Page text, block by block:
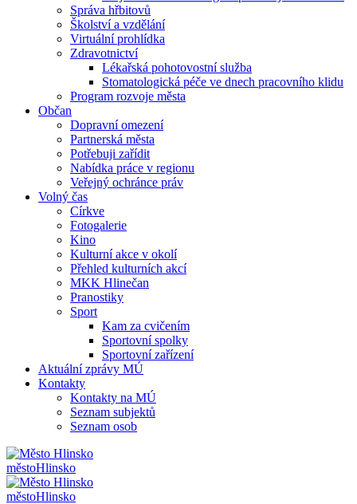
Správa hřbitovů
Školství a vzdělání
Virtuální prohlídka
Zdravotnictví
Lékařská pohotovostní služba
Stomatologická péče ve dnech pracovního klidu
Program rozvoje města
Občan
Dopravní omezení
Partnerská města
Potřebuji zařídit
Nabídka práce v regionu
Veřejný ochránce práv
Volný čas
Církve
Fotogalerie
Kino
Kulturní akce v okolí
Přehled kulturních akcí
MKK Hlinečan
Pranostiky
Sport
Kam za cvičením
Sportovní spolky
Sportovní zařízení
Aktuální zprávy MÚ
Kontakty
Kontakty na MÚ
Seznam subjektů
Seznam osob
městoHlinsko
městoHlinsko